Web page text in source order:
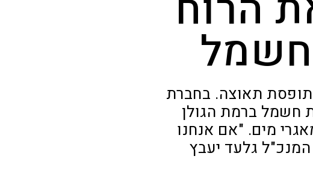
תאוצה. בחברת
חשמל ברמת הגולן
מים. "אם אנחנו
גלעד יעבץ